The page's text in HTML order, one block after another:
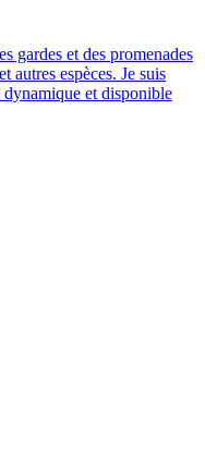
gardes et des promenades
autres espèces. Je suis
dynamique et disponible